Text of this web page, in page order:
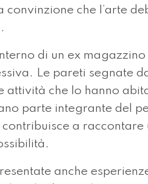
che l’arte
di un ex
Le pareti segnate
attività che lo hanno
parte integrante del
a raccontare
anche